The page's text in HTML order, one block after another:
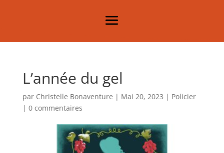
L’année du gel
par Christelle Bonaventure | Mai 20, 2023 | Policier
| 0 commentaires